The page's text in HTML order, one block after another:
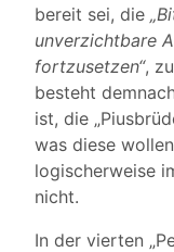
bereit sei, die
unverzichtbare
fortzusetzen“,
besteht
ist, die
was diese
logischerweise
nicht.
In der vierten